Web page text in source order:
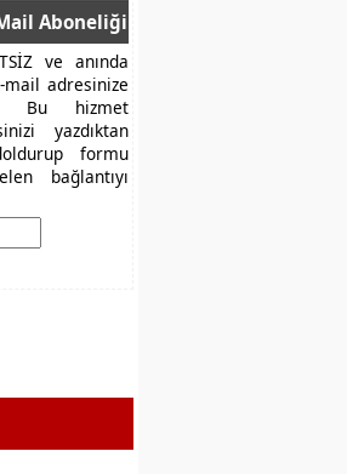
Aboneliği
ve anında
adresinize
Bu hizmet
yazdıktan
formu
bağlantıyı